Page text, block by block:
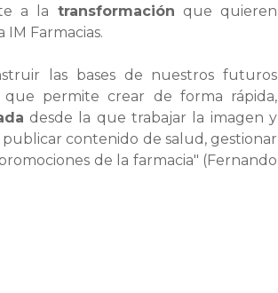
a la transformación que quieren
Farmacias.
las bases de nuestros futuros
permite crear de forma rápida,
desde la que trabajar la imagen y
contenido de salud, gestionar
de la farmacia" (Fernando